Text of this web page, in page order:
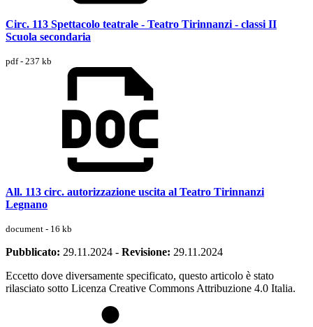
Circ. 113 Spettacolo teatrale - Teatro Tirinnanzi - classi II
Scuola secondaria
pdf - 237 kb
All. 113 circ. autorizzazione uscita al Teatro Tirinnanzi
Legnano
document - 16 kb
Pubblicato: 29.11.2024 - Revisione: 29.11.2024
Eccetto dove diversamente specificato, questo articolo è stato
rilasciato sotto Licenza Creative Commons Attribuzione 4.0 Italia.